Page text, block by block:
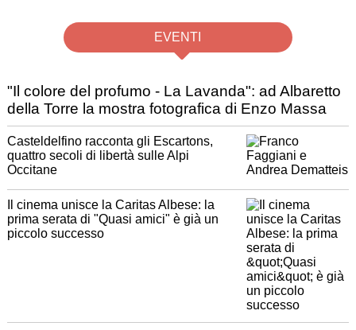
EVENTI
"Il colore del profumo - La Lavanda": ad Albaretto
della Torre la mostra fotografica di Enzo Massa
Casteldelfino racconta gli Escartons,
quattro secoli di libertà sulle Alpi
Occitane
Il cinema unisce la Caritas Albese: la
prima serata di "Quasi amici" è già un
piccolo successo